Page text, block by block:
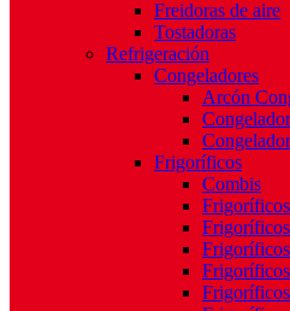
Freidoras de aire
Tostadoras
Refrigeración
Congeladores
Arcón
Frigoríficos
Combis